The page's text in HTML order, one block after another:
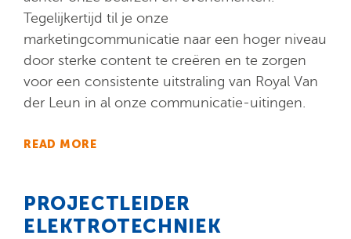
Tegelijkertijd til je onze
marketingcommunicatie naar een hoger niveau
door sterke content te creëren en te zorgen
voor een consistente uitstraling van Royal Van
der Leun in al onze communicatie-uitingen.
READ MORE
PROJECTLEIDER
ELEKTROTECHNIEK